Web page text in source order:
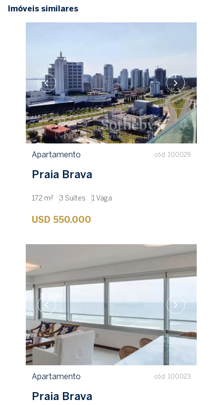
Preencha seus dados abaixo, entre em contato ou
Celular (WhatsApp)
+1
Desejo utilizar financiamento
Receber contato
Imóveis similares
Apartamento cód. 100029
Praia Brava
172 m² 3 Suítes 1 Vaga
USD 550.000
Apartamento cód. 100023
Praia Brava